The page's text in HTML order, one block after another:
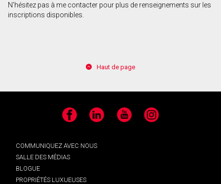
N'hésitez pas à me contacter pour plus de renseignements sur les
inscriptions disponibles.
Haut de page
Facebook LinkedIn YouTube Instagram
COMMUNIQUEZ AVEC NOUS
SALLE DES MÉDIAS
BLOGUE
PROPRIÉTÉS LUXUEUSES